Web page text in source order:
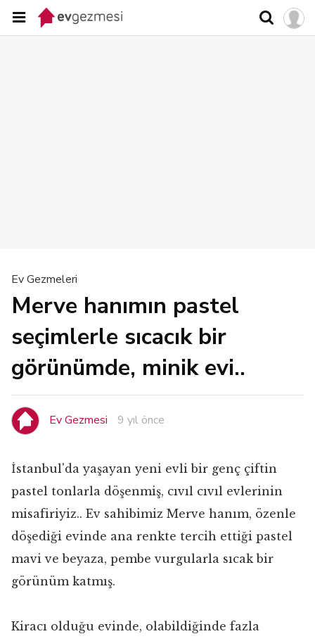
Ev Gezmeleri
Merve hanımın pastel
seçimlerle sıcacık bir
görünümde, minik evi..
Ev Gezmesi 9 yıl önce
İstanbul'da yaşayan yeni evli bir genç çiftin
pastel tonlarla döşenmiş, cıvıl cıvıl evlerinin
misafiriyiz.. Ev sahibimiz Merve hanım, özenle
döşediği evinde ana renkte tercih ettiği pastel
mavi ve beyaza, pembe vurgularla sıcak bir
görünüm katmış.
Kiracı olduğu evinde, olabildiğinde fazla